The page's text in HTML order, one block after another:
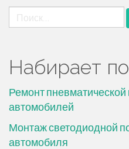
Найти:
Набирает
Ремонт
автомобилей
Монтаж светодиодной
автомобиля